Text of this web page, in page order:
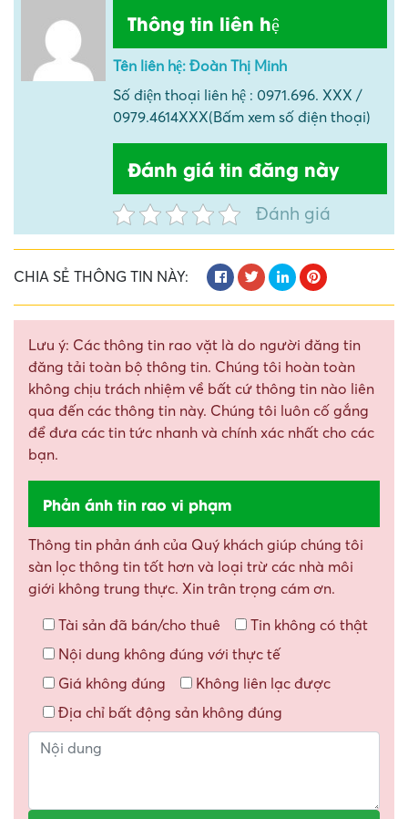
Thông tin liên hệ
Tên liên hệ: Đoàn Thị Minh
Số điện thoại liên hệ : 0971.696. XXX /
0979.4614XXX(Bấm xem số điện thoại)
Đánh giá tin đăng này
Đánh giá
CHIA SẺ THÔNG TIN NÀY:
Lưu ý: Các thông tin rao vặt là do người đăng tin
đăng tải toàn bộ thông tin. Chúng tôi hoàn toàn
không chịu trách nhiệm về bất cứ thông tin nào liên
qua đến các thông tin này. Chúng tôi luôn cố gắng
để đưa các tin tức nhanh và chính xác nhất cho các
bạn.
Phản ánh tin rao vi phạm
Thông tin phản ánh của Quý khách giúp chúng tôi
sàn lọc thông tin tốt hơn và loại trừ các nhà môi
giới không trung thực. Xin trân trọng cám ơn.
Tài sản đã bán/cho thuê
Tin không có thật
Nội dung không đúng với thực tế
Giá không đúng
Không liên lạc được
Địa chỉ bất động sản không đúng